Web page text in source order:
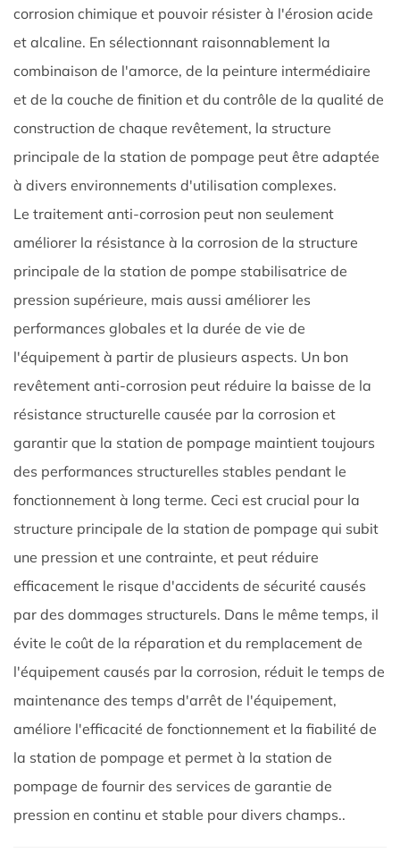
corrosion chimique et pouvoir résister à l'érosion acide
et alcaline. En sélectionnant raisonnablement la
combinaison de l'amorce, de la peinture intermédiaire
et de la couche de finition et du contrôle de la qualité de
construction de chaque revêtement, la structure
principale de la station de pompage peut être adaptée
à divers environnements d'utilisation complexes. ​
Le traitement anti-corrosion peut non seulement
améliorer la résistance à la corrosion de la structure
principale de la station de pompe stabilisatrice de
pression supérieure, mais aussi améliorer les
performances globales et la durée de vie de
l'équipement à partir de plusieurs aspects. Un bon
revêtement anti-corrosion peut réduire la baisse de la
résistance structurelle causée par la corrosion et
garantir que la station de pompage maintient toujours
des performances structurelles stables pendant le
fonctionnement à long terme. Ceci est crucial pour la
structure principale de la station de pompage qui subit
une pression et une contrainte, et peut réduire
efficacement le risque d'accidents de sécurité causés
par des dommages structurels. Dans le même temps, il
évite le coût de la réparation et du remplacement de
l'équipement causés par la corrosion, réduit le temps de
maintenance des temps d'arrêt de l'équipement,
améliore l'efficacité de fonctionnement et la fiabilité de
la station de pompage et permet à la station de
pompage de fournir des services de garantie de
pression en continu et stable pour divers champs..